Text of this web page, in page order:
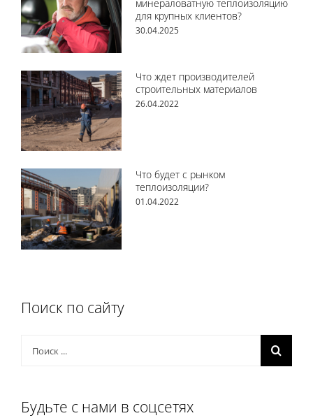
минераловатную теплоизоляцию
для крупных клиентов?
30.04.2025
Что ждет производителей
строительных материалов
26.04.2022
Что будет с рынком
теплоизоляции?
01.04.2022
Поиск по сайту
поиска:
Будьте с нами в соцсетях